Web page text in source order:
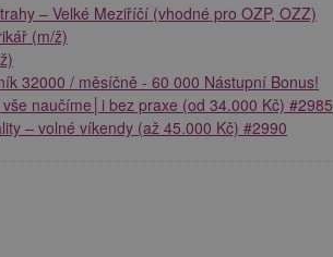
– Velké Meziříčí (vhodné pro OZP, OZZ)
(m/ž)
32000 / měsíčně - 60 000 Nástupní Bonus!
naučíme│i bez praxe (od 34.000 Kč) #2985
– volné víkendy (až 45.000 Kč) #2990